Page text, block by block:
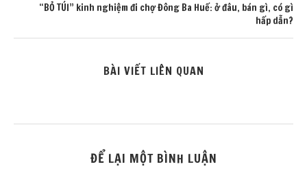
“BỎ TÚI” kinh nghiệm đi chợ Đông Ba Huế: ở đâu, bán gì, có gì
hấp dẫn?
BÀI VIẾT LIÊN QUAN
ĐỂ LẠI MỘT BÌNH LUẬN